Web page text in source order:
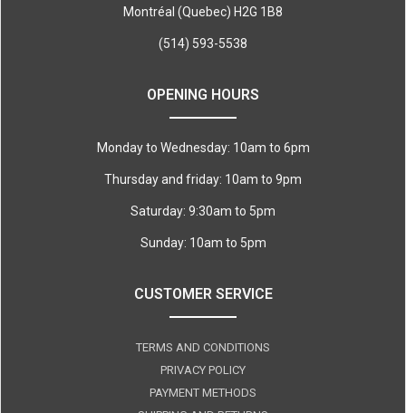
Montréal (Quebec) H2G 1B8
(514) 593-5538
OPENING HOURS
Monday to Wednesday: 10am to 6pm
Thursday and friday: 10am to 9pm
Saturday: 9:30am to 5pm
Sunday: 10am to 5pm
CUSTOMER SERVICE
TERMS AND CONDITIONS
PRIVACY POLICY
PAYMENT METHODS